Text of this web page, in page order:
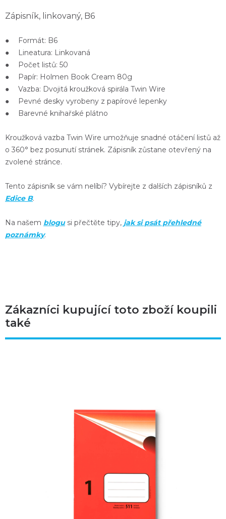
Zápisník, linkovaný, B6
● Formát: B6
● Lineatura: Linkovaná
● Počet listů: 50
● Papír: Holmen Book Cream 80g
● Vazba: Dvojitá kroužková spirála Twin Wire
● Pevné desky vyrobeny z papírové lepenky
● Barevné knihařské plátno
Kroužková vazba Twin Wire umožňuje snadné otáčení listů až
o 360° bez posunutí stránek. Zápisník zůstane otevřený na
zvolené stránce.
Tento zápisník se vám nelíbí? Vybírejte z dalších zápisníků z
Edice B.
Na našem blogusi přečtěte tipy, jak si psát přehledné
poznámky.
Zákazníci kupující toto zboží koupili
také